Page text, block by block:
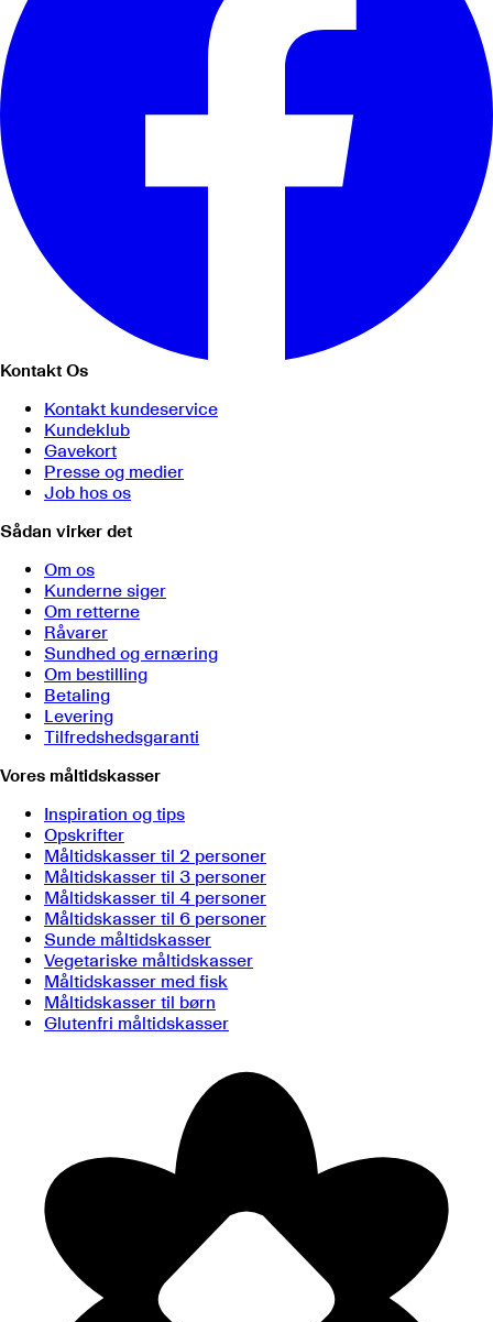
Kontakt Os
Kontakt kundeservice
Kundeklub
Gavekort
Presse og medier
Job hos os
Sådan virker det
Om os
Kunderne siger
Om retterne
Råvarer
Sundhed og ernæring
Om bestilling
Betaling
Levering
Tilfredshedsgaranti
Vores måltidskasser
Inspiration og tips
Opskrifter
Måltidskasser til 2 personer
Måltidskasser til 3 personer
Måltidskasser til 4 personer
Måltidskasser til 6 personer
Sunde måltidskasser
Vegetariske måltidskasser
Måltidskasser med fisk
Måltidskasser til børn
Glutenfri måltidskasser